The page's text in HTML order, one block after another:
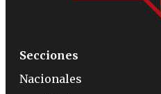
Secciones
Nacionales